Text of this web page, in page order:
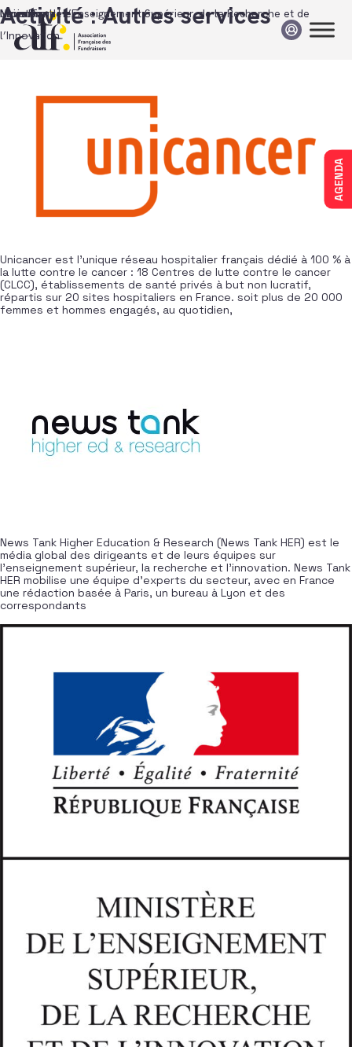
Passer au contenu
AGENDA
Activité :Autres services
Unicancer
Unicancer est l’unique réseau hospitalier français dédié à 100 % à
la lutte contre le cancer : 18 Centres de lutte contre le cancer
(CLCC), établissements de santé privés à but non lucratif,
répartis sur 20 sites hospitaliers en France. soit plus de 20 000
femmes et hommes engagés, au quotidien,
News Tank Her
News Tank Higher Education & Research (News Tank HER) est le
média global des dirigeants et de leurs équipes sur
l’enseignement supérieur, la recherche et l’innovation. News Tank
HER mobilise une équipe d’experts du secteur, avec en France
une rédaction basée à Paris, un bureau à Lyon et des
correspondants
Ministère de l’Enseignement Supérieur, de la Recherche et de
l’Innovation
MicroDon